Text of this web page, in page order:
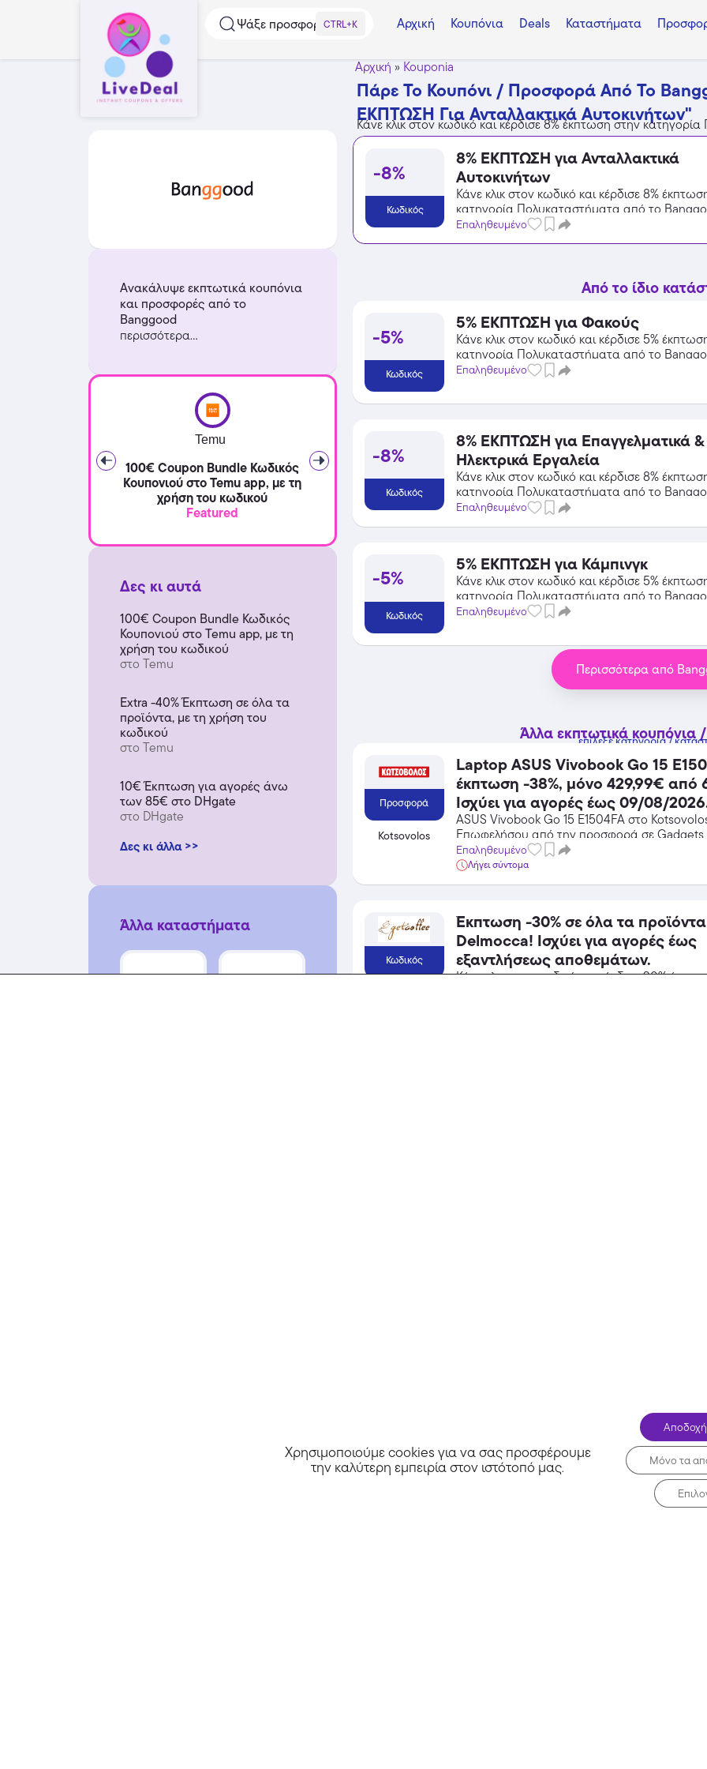
Ψάξε προσφορές...CTRL+K Αρχική Κουπόνια Deals Καταστήματα
Ανακάλυψε εκπτωτικά κουπόνια
και προσφορές από το
Banggood
περισσότερα...
Temu
100€ Coupon Bundle Κωδικός
Κουπονιού στο Temu app, με τη
χρήση του κωδικού
Featured
Temu
Extra -40% Έκπτωση σε όλα τα
προϊόντα, με τη χρήση του
κωδικού
Featured
Δες κι αυτά
100€ Coupon Bundle Κωδικός
Κουπονιού στο Temu app, με τη
χρήση του κωδικού
στο Temu
Extra -40% Έκπτωση σε όλα τα
προϊόντα, με τη χρήση του
κωδικού
στο Temu
10€ Έκπτωση για αγορές άνω
των 85€ στο DHgate
στο DHgate
Δες κι άλλα >>
Άλλα καταστήματα
Αρχική » Kouponia
Πάρε Το Κουπόνι / Προσφορά Από Το
ΕΚΠΤΩΣΗ Για Ανταλλακτικά Αυτοκινήτων"
Κάνε κλικ στον κωδικό και κέρδισε 8% έκπτωση στην
-8%
Κωδικός
8% ΕΚΠΤΩΣΗ για Ανταλλακτικά
Αυτοκινήτων
Κάνε κλικ στον κωδικό και κέρδισε 8%
κατηγορία Πολυκαταστήματα από το
Επαληθευμένο
Από το ίδιο
-5%
Κωδικός
5% ΕΚΠΤΩΣΗ για Φακούς
Κάνε κλικ στον κωδικό και κέρδισε 5%
κατηγορία Πολυκαταστήματα από το
Επαληθευμένο
-8%
Κωδικός
8% ΕΚΠΤΩΣΗ για Επαγγελματικά &
Ηλεκτρικά Εργαλεία
Κάνε κλικ στον κωδικό και κέρδισε 8%
κατηγορία Πολυκαταστήματα από το
Επαληθευμένο
-5%
Κωδικός
5% ΕΚΠΤΩΣΗ για Κάμπινγκ
Κάνε κλικ στον κωδικό και κέρδισε 5%
κατηγορία Πολυκαταστήματα από το
Επαληθευμένο
Περισσότερα από
Άλλα εκπτωτικά
επίλεξε κατηγορία /
Προσφορά
Kotsovolos
Laptop ASUS Vivobook Go 15
έκπτωση -38%, μόνο 429,99€ από
Ισχύει για αγορές έως 09/08/
ASUS Vivobook Go 15 E1504FA στο
Επωφελήσου από την προσφορά σε Gadgets
Kotsovolos και κέρδισε από τις εκπτώσεις!
Επαληθευμένο
Λήγει σύντομα
Κωδικός
Έκπτωση -30% σε όλα τα προϊόντα
Delmocca! Ισχύει για αγορές έως
εξαντλήσεως αποθεμάτων.
Κάνε κλικ στον κωδικό και κέρδισε 30%
Χρησιμοποιούμε cookies για να σας προσφέρουμε
την καλύτερη εμπειρία στον ιστότοπό μας. Μόνο τα